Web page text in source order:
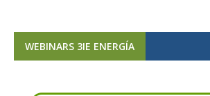
WEBINARS 3IE ENERGÍA